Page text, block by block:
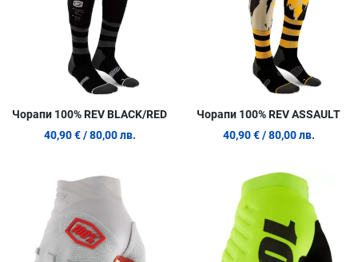
Чорапи 100% REV BLACK/RED
40,90 € / 80,00 лв.
Чорапи 100% REV ASSAULT
40,90 € / 80,00 лв.
Добави в любими
Сравни продукт
Quick View